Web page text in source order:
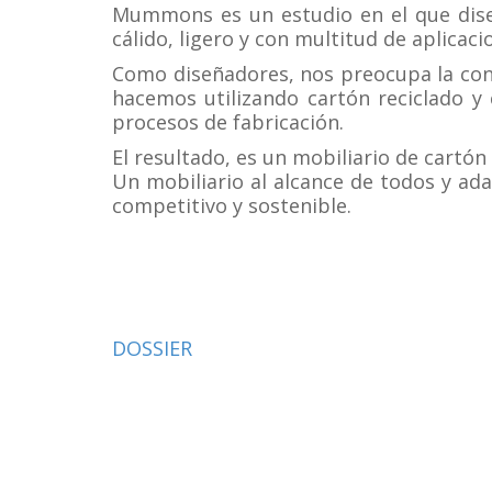
Mummons es un estudio en el que
cálido, ligero y con multitud de
Como diseñadores, nos preocupa la
hacemos utilizando cartón reciclado
procesos de fabricación.
El resultado, es un mobiliario de
Un mobiliario al alcance de todos y
competitivo y sostenible.
DOSSIER